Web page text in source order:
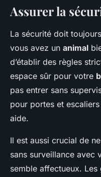
Assurer la
La sécurité doit
vous avez un animal
d’établir des règles
espace sûr pour votre
pas entrer sans
pour portes et
aide.
Il est aussi crucial de
sans surveillance avec
semble affectueux. Les